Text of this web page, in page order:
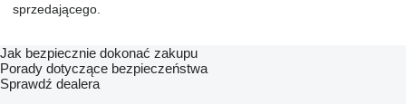
sprzedającego.
Jak bezpiecznie dokonać zakupu
Porady dotyczące bezpieczeństwa
Sprawdź dealera